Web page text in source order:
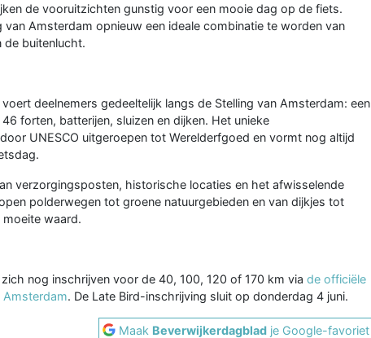
de vooruitzichten gunstig voor een mooie dag op de fiets.
van Amsterdam opnieuw een ideale combinatie te worden van
de buitenlucht.
deelnemers gedeeltelijk langs de Stelling van Amsterdam: een
forten, batterijen, sluizen en dijken. Het unieke
UNESCO uitgeroepen tot Werelderfgoed en vormt nog altijd
verzorgingsposten, historische locaties en het afwisselende
polderwegen tot groene natuurgebieden en van dijkjes tot
waard.
nog inschrijven voor de 40, 100, 120 of 170 km via de officiële
Amsterdam. De Late Bird-inschrijving sluit op donderdag 4 juni.
Maak Beverwijkerdagblad je Google-favoriet